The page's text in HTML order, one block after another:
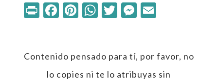
PrintFacebook
Pinterest
WhatsApp
Twitter
Messenger
Email
Contenido pensado para tí, por favor, no
lo copies ni te lo atribuyas sin